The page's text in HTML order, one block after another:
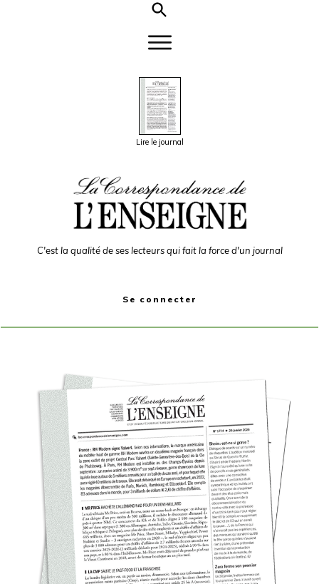
Lire le journal
C'est la qualité de ses lecteurs qui fait la force d'un journal
Se connecter